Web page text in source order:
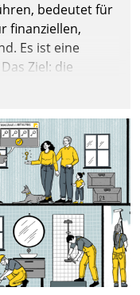
bedeutet für
finanziellen,
Es ist eine
Ziel: die
Damit
Grundregeln